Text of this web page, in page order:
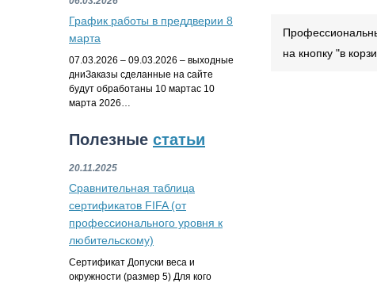
График работы в преддверии 8
марта
07.03.2026 – 09.03.2026 – выходные
дниЗаказы сделанные на сайте
будут обработаны 10 мартас 10
марта 2026…
Полезные статьи
20.11.2025
Сравнительная таблица
сертификатов FIFA (от
профессионального уровня к
любительскому)
Сертификат Допуски веса и
окружности (размер 5) Для кого
на кнопку "в